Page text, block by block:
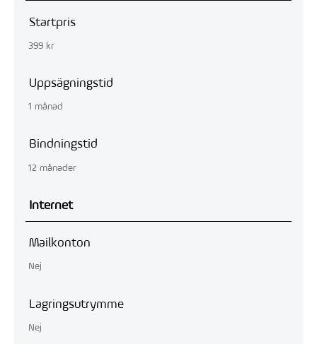
Startpris
399 kr
Uppsägningstid
1 månad
Bindningstid
12 månader
Internet
Mailkonton
Nej
Lagringsutrymme
Nej